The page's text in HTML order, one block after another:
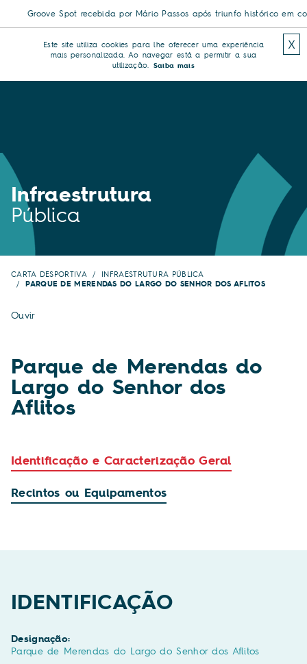
Groove Spot recebida por Mário Passos após triunfo histórico em
Este site utiliza cookies para lhe oferecer uma experiência
mais personalizada. Ao navegar está a permitir a sua
utilização. Saiba mais
X
Infraestrutura
Pública
CARTA DESPORTIVA INFRAESTRUTURA PÚBLICA
PARQUE DE MERENDAS DO LARGO DO SENHOR DOS AFLITOS
Ouvir
Parque de Merendas do
Largo do Senhor dos
Aflitos
Identificação e Caracterização Geral
Recintos ou Equipamentos
IDENTIFICAÇÃO
Designação:
Parque de Merendas do Largo do Senhor dos Aflitos